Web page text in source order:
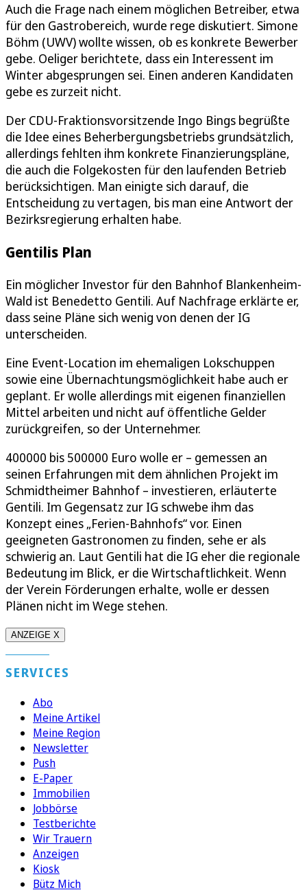
Auch die Frage nach einem möglichen Betreiber, etwa
für den Gastrobereich, wurde rege diskutiert. Simone
Böhm (UWV) wollte wissen, ob es konkrete Bewerber
gebe. Oeliger berichtete, dass ein Interessent im
Winter abgesprungen sei. Einen anderen Kandidaten
gebe es zurzeit nicht.
Der CDU-Fraktionsvorsitzende Ingo Bings begrüßte
die Idee eines Beherbergungsbetriebs grundsätzlich,
allerdings fehlten ihm konkrete Finanzierungspläne,
die auch die Folgekosten für den laufenden Betrieb
berücksichtigen. Man einigte sich darauf, die
Entscheidung zu vertagen, bis man eine Antwort der
Bezirksregierung erhalten habe.
Gentilis Plan
Ein möglicher Investor für den Bahnhof Blankenheim-
Wald ist Benedetto Gentili. Auf Nachfrage erklärte er,
dass seine Pläne sich wenig von denen der IG
unterscheiden.
Eine Event-Location im ehemaligen Lokschuppen
sowie eine Übernachtungsmöglichkeit habe auch er
geplant. Er wolle allerdings mit eigenen finanziellen
Mittel arbeiten und nicht auf öffentliche Gelder
zurückgreifen, so der Unternehmer.
400000 bis 500000 Euro wolle er – gemessen an
seinen Erfahrungen mit dem ähnlichen Projekt im
Schmidtheimer Bahnhof – investieren, erläuterte
Gentili. Im Gegensatz zur IG schwebe ihm das
Konzept eines „Ferien-Bahnhofs“ vor. Einen
geeigneten Gastronomen zu finden, sehe er als
schwierig an. Laut Gentili hat die IG eher die regionale
Bedeutung im Blick, er die Wirtschaftlichkeit. Wenn
der Verein Förderungen erhalte, wolle er dessen
Plänen nicht im Wege stehen.
ANZEIGE X
SERVICES
Abo
Meine Artikel
Meine Region
Newsletter
Push
E-Paper
Immobilien
Jobbörse
Testberichte
Wir Trauern
Anzeigen
Kiosk
Bütz Mich